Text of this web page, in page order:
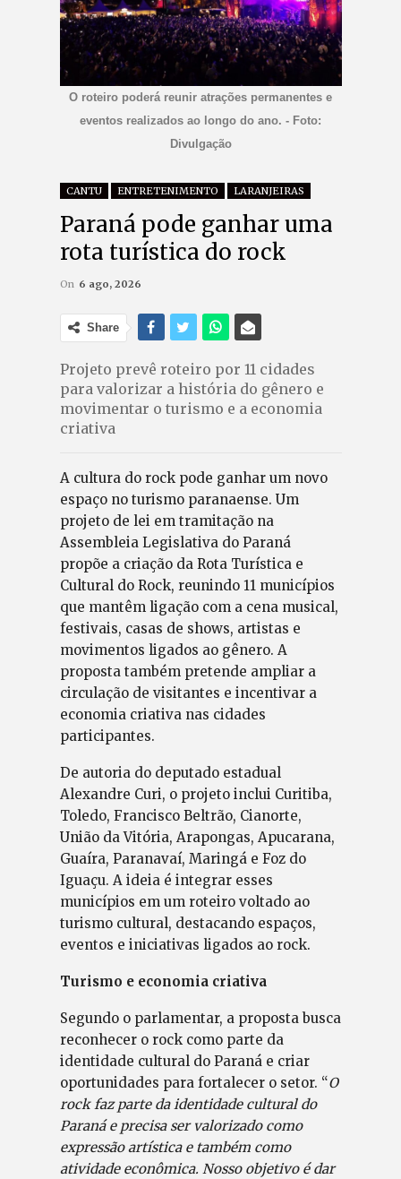
O roteiro poderá reunir atrações permanentes e
eventos realizados ao longo do ano. - Foto:
Divulgação
CANTU ENTRETENIMENTO LARANJEIRAS
Paraná pode ganhar uma
rota turística do rock
On 6 ago, 2026
Share
Projeto prevê roteiro por 11 cidades
para valorizar a história do gênero e
movimentar o turismo e a economia
criativa
A cultura do rock pode ganhar um novo
espaço no turismo paranaense. Um
projeto de lei em tramitação na
Assembleia Legislativa do Paraná
propõe a criação da Rota Turística e
Cultural do Rock, reunindo 11 municípios
que mantêm ligação com a cena musical,
festivais, casas de shows, artistas e
movimentos ligados ao gênero. A
proposta também pretende ampliar a
circulação de visitantes e incentivar a
economia criativa nas cidades
participantes.
De autoria do deputado estadual
Alexandre Curi, o projeto inclui Curitiba,
Toledo, Francisco Beltrão, Cianorte,
União da Vitória, Arapongas, Apucarana,
Guaíra, Paranavaí, Maringá e Foz do
Iguaçu. A ideia é integrar esses
municípios em um roteiro voltado ao
turismo cultural, destacando espaços,
eventos e iniciativas ligados ao rock.
Turismo e economia criativa
Segundo o parlamentar, a proposta busca
reconhecer o rock como parte da
identidade cultural do Paraná e criar
oportunidades para fortalecer o setor. “O
rock faz parte da identidade cultural do
Paraná e precisa ser valorizado como
expressão artística e também como
atividade econômica. Nosso objetivo é dar